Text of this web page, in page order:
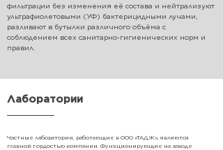
фильтрации без изменения её состава и нейтрализуют
ультрафиолетовыми (УФ) бактерицидными лучами,
разливают в бутылки различного объёма с
соблюдением всех санитарно-гигиенических норм и
правил.
Лаборатории
Частные лаборатории, работающие в ООО «ТАДЖ», являются
главной гордостью компании. Функционирующие на заводе